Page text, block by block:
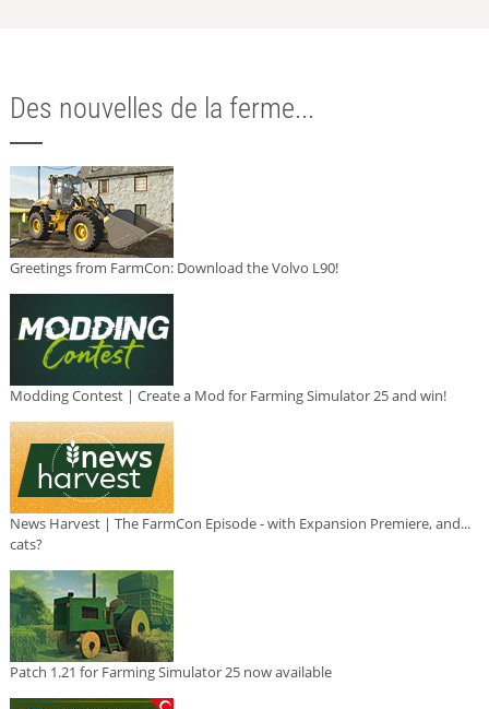
Des nouvelles de la ferme...
Greetings from FarmCon: Download the Volvo L90!
Modding Contest | Create a Mod for Farming Simulator 25 and win!
News Harvest | The FarmCon Episode - with Expansion Premiere, and...
cats?
Patch 1.21 for Farming Simulator 25 now available